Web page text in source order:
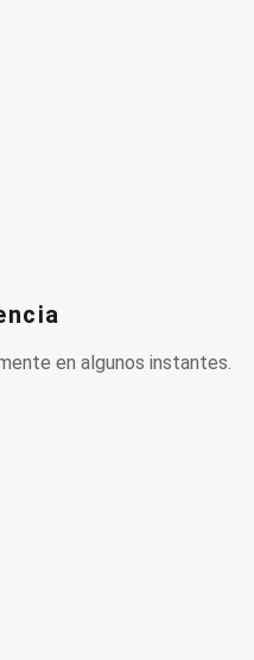
en algunos instantes.